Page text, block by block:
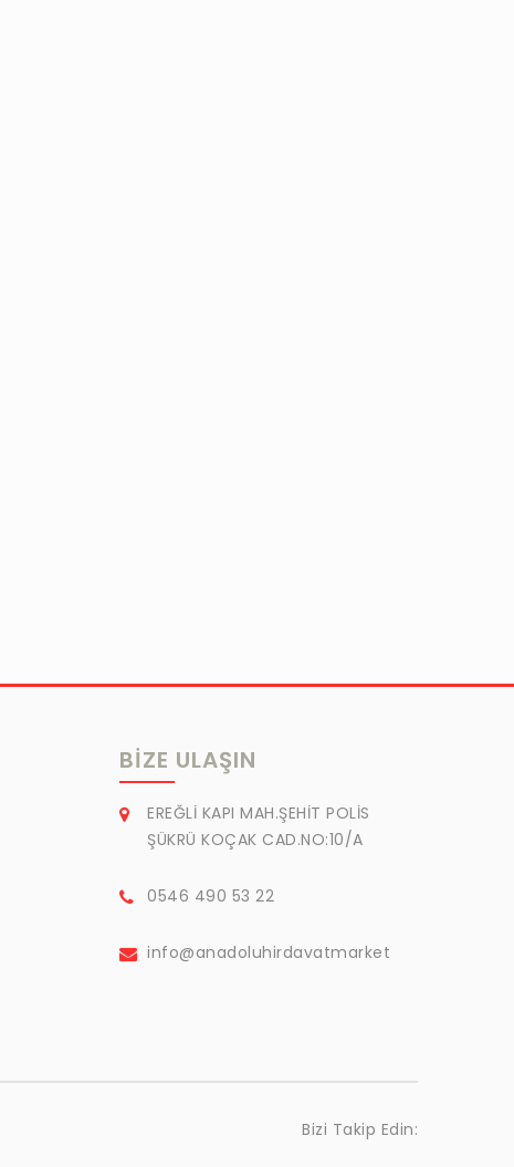
BIZE ULAŞIN
EREĞLİ KAPI MAH.ŞEHİT POLİS
ŞÜKRÜ KOÇAK CAD.NO:10/A
0546 490 53 22
info@anadoluhirdavatmarket
Bizi Takip Edin: